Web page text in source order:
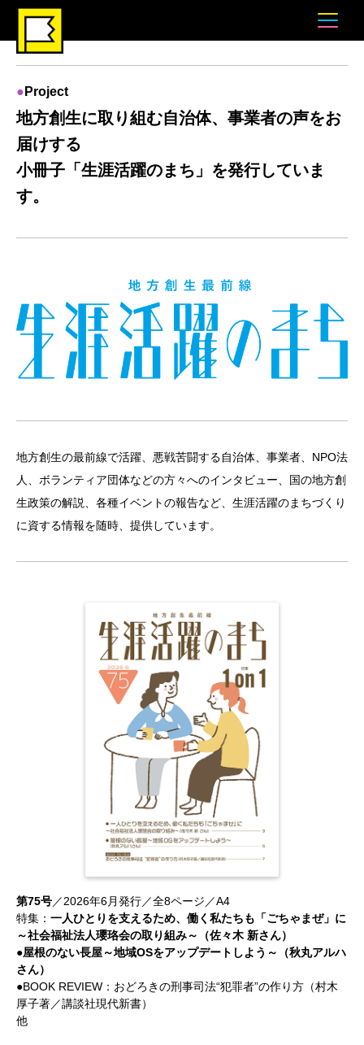
Project
地方創生に取り組む自治体、事業者の声をお
届けする
小冊子「生涯活躍のまち」を発行していま
す。
地方創生の最前線で活躍、悪戦苦闘する自治体、事業者、NPO法
人、ボランティア団体などの方々へのインタビュー、国の地方創
生政策の解説、各種イベントの報告など、生涯活躍のまちづくり
に資する情報を随時、提供しています。
第75号／2026年6月発行／全8ページ／A4
特集： 一人ひとりを支えるため、働く私たちも「ごちゃまぜ」に
～社会福祉法人瓔珞会の取り組み～（佐々木 新さん）
●屋根のない長屋～地域OSをアップデートしよう～（秋丸アルハ
さん）
●BOOK REVIEW：おどろきの刑事司法“犯罪者”の作り方（村木
厚子著／講談社現代新書）
他